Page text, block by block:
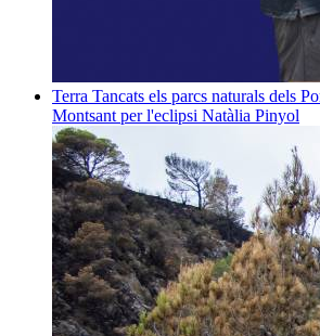
Terra Tancats els parcs naturals dels
Montsant per l'eclipsi Natàlia Pinyol